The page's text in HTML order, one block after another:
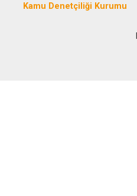
Kamu Denetçiliği Kurumu